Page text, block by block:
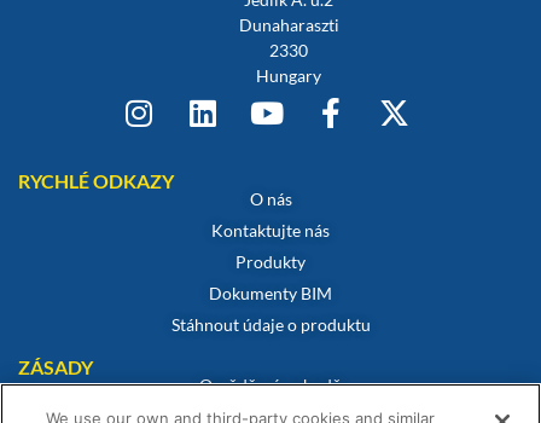
Dunaharaszti
2330
Hungary
RYCHLÉ ODKAZY
O nás
Kontaktujte nás
Produkty
Dokumenty BIM
Stáhnout údaje o produktu
ZÁSADY
Osvědčení o shodě
Zásady používání souborů cookie
We use our own and third-party cookies and similar